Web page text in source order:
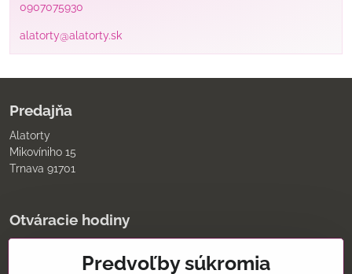
0907075930
alatorty@alatorty.sk
Predajňa
Alatorty
Mikovíniho 15
Trnava 91701
Otváracie hodiny
9:00 - 11:30 12:00 - 18:00Predvoľby súkromia